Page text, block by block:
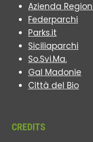
Azienda
Federparchi
Parks.it
Siciliaparchi
So.Svi.Ma.
Gal Madonie
Città del Bio
CREDITS